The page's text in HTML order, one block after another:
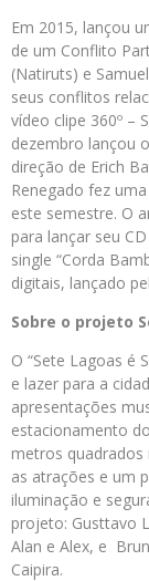
Em 2015, lançou
de um Conflito
(Natiruts) e
seus conflitos
vídeo clipe 360º –
dezembro lançou
direção de Erich
Renegado fez
este semestre. O
para lançar seu
single “Corda
digitais, lançado
Sobre o projeto
O “Sete Lagoas é
e lazer para a
apresentações
estacionamento
metros
as atrações e um
iluminação e
projeto: Gusttavo
Alan e Alex, e
Caipira.